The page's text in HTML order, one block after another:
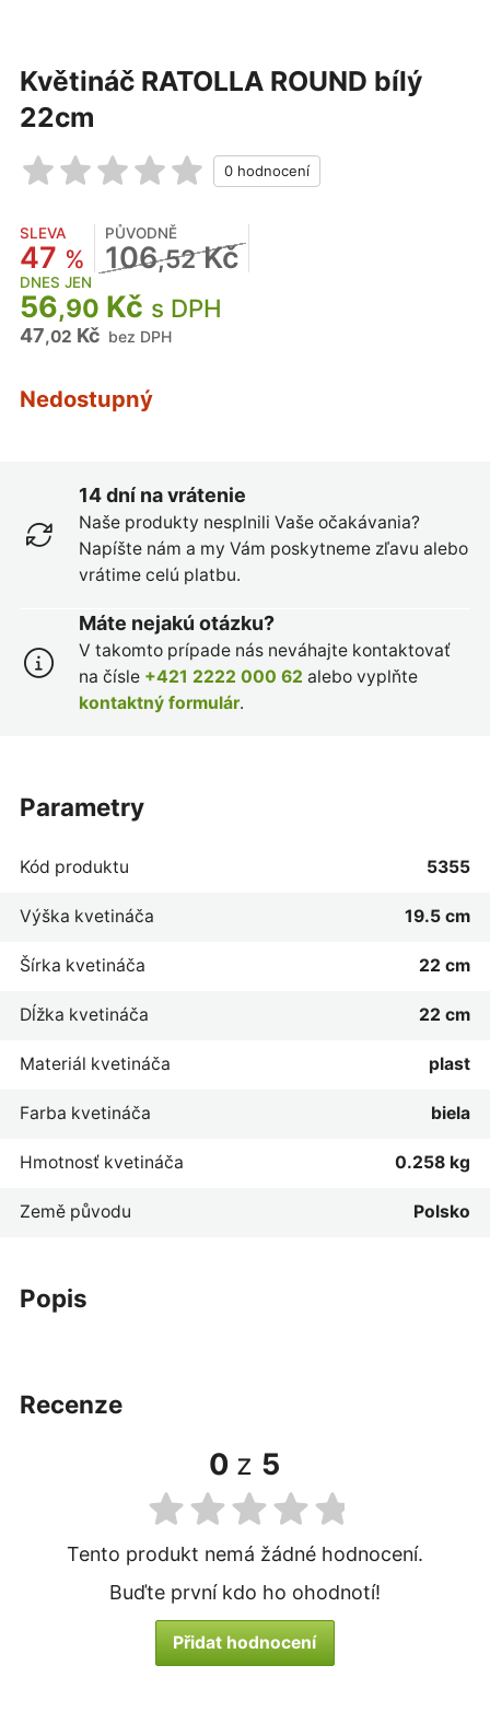
Květináč RATOLLA ROUND bílý
22cm
SLEVA
47 %
PŮVODNĚ
106,52Kč
DNES JEN
56,90 Kč s DPH
47,02 Kč bez DPH
Nedostupný
14 dní na vrátenie
Naše produkty nesplnili Vaše očakávania?
Napíšte nám a my Vám poskytneme zľavu alebo
vrátime celú platbu.
Máte nejakú otázku?
V takomto prípade nás neváhajte kontaktovať
na čísle +421 2222 000 62 alebo vyplňte
kontaktný formulár.
popis
parametry
Kód produktu 5355
Výška kvetináča 19.5 cm
Šírka kvetináča 22 cm
Dĺžka kvetináča 22 cm
Materiál kvetináča plast
Farba kvetináča biela
Hmotnosť kvetináča 0.258 kg
Země původu Polsko
recenze
0 z 5
Tento produkt nemá žádné hodnocení.
Buďte první kdo ho ohodnotí!
Přidat hodnocení